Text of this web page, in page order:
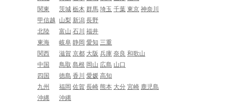
関東
茨城 栃木 群馬 埼玉 千葉 東京 神奈川
甲信越
山梨 新潟 長野
北陸
富山 石川 福井
東海
岐阜 静岡 愛知 三重
関西
滋賀 京都 大阪 兵庫 奈良 和歌山
中国
鳥取 島根 岡山 広島 山口
四国
徳島 香川 愛媛 高知
九州
福岡 佐賀 長崎 熊本 大分 宮崎 鹿児島
沖縄
沖縄